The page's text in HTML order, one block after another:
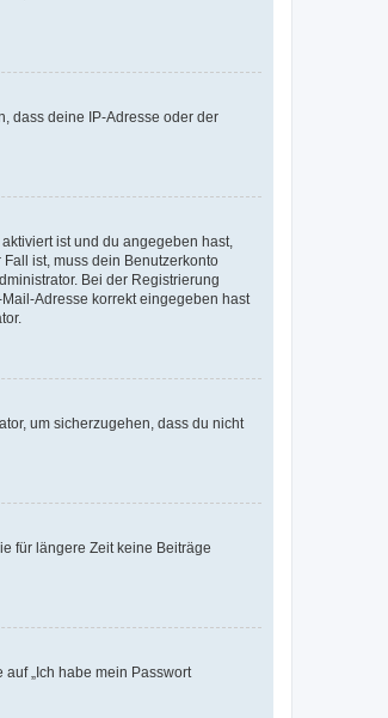
dass deine IP-Adresse oder der
aktiviert ist und du angegeben hast,
ist, muss dein Benutzerkonto
Bei der Registrierung
Adresse korrekt eingegeben hast
um sicherzugehen, dass du nicht
für längere Zeit keine Beiträge
„Ich habe mein Passwort